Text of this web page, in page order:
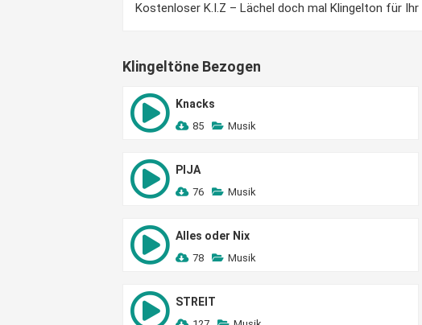
Kostenloser K.I.Z – Lächel doch mal Klingelton für
Klingeltöne Bezogen
Knacks
85 Musik
PIJA
76 Musik
Alles oder Nix
78 Musik
STREIT